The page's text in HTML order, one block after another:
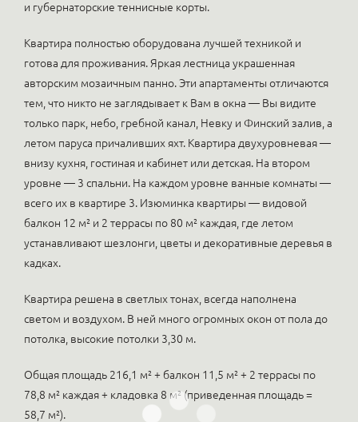
и губернаторские теннисные корты.
Квартира полностью оборудована лучшей техникой и
готова для проживания. Яркая лестница украшенная
авторским мозаичным панно. Эти апартаменты отличаются
тем, что никто не заглядывает к Вам в окна — Вы видите
только парк, небо, гребной канал, Невку и Финский залив, а
летом паруса причаливших яхт. Квартира двухуровневая —
внизу кухня, гостиная и кабинет или детская. На втором
уровне — 3 спальни. На каждом уровне ванные комнаты —
всего их в квартире 3. Изюминка квартиры — видовой
балкон 12 м² и 2 террасы по 80 м² каждая, где летом
устанавливают шезлонги, цветы и декоративные деревья в
кадках.
Квартира решена в светлых тонах, всегда наполнена
светом и воздухом. В ней много огромных окон от пола до
потолка, высокие потолки 3,30 м.
Общая площадь 216,1 м² + балкон 11,5 м² + 2 террасы по
78,8 м² каждая + кладовка 8 м² (приведенная площадь =
58,7 м²).